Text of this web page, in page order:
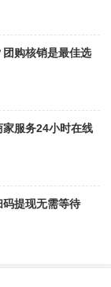
购核销是最佳选
服务24小时在线
提现无需等待